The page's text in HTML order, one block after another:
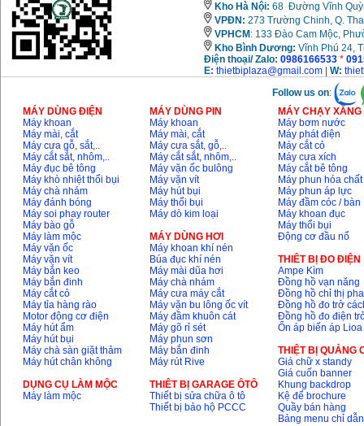
Kho Hà Nội: 68 Đường Vĩnh
VPĐN: 273 Trường Chinh, Q.
VPHCM : 133 Đào Cam Mộc,
Kho Bình Dương: Vĩnh Phú 24,
Điện thoại/ Zalo: 0986166533 *
E: thietbiplaza@gmail.com W:
Follow us on:
MÁY DÙNG ĐIỆN
Máy khoan
Máy mài, cắt
Máy cưa gỗ, sắt,..
Máy cắt sắt, nhôm,..
Máy đục bê tông
Máy khò nhiệt thổi bụi
Máy chà nhám
Máy đánh bóng
Máy soi phay router
Máy bào gỗ
Máy làm mộc
Máy vặn ốc
Máy vặn vít
Máy bắn keo
Máy bắn đinh
Máy cắt cỏ
Máy tỉa hàng rào
Motor động cơ điện
Máy hút ẩm
Máy hút bụi
Máy chà sàn giặt thảm
Máy hút chân không
DỤNG CỤ LÀM MỘC
Máy làm mộc
MÁY DÙNG PIN
Máy khoan
Máy mài, cắt
Máy cưa sắt, gỗ,..
Máy cắt sắt, nhôm,..
Máy vặn ốc bulông
Máy vặn vít
Máy hút bụi
Máy thổi bụi
Máy dò kim loại
MÁY DÙNG HƠI
Máy khoan khí nén
Búa đục khí nén
Máy mài dũa hơi
Máy chà nhám
Máy cưa máy cắt
Máy vặn bu lông ốc vít
Máy đầm khuôn cát
Máy gõ rỉ sét
Máy phun sơn
Máy bắn đinh
Máy rút Rive
THIÊT BỊ GARAGE ÔTÔ
Thiết bị sửa chữa ô tô
Thiết bị bảo hộ PCCC
MÁY CHẠY
Máy bơm nước
Máy phát điện
Máy cắt cỏ
Máy cưa xích
Máy cắt bê tông
Máy phun hóa chất
Máy phun áp lực
Máy đầm cóc / bàn
Máy khoan đục
Máy thổi bụi
Động cơ đầu nổ
THIÊT BỊ ĐO ĐIỆN
Ampe Kìm
Đồng hồ vạn năng
Đồng hồ chỉ thị pha
Đồng hồ đo trở
Đồng hồ đo điện
Ổn áp biến áp Lioa
THIỆT BỊ QUẢNG
Giá chữ x standy
Giá cuốn banner
Khung backdrop
Kệ để brochure
Quầy bán hàng
Bảng menu chỉ dẫn